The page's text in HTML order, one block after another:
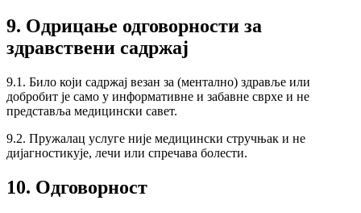
9. Одрицање одговорности за
здравствени садржај
9.1. Било који садржај везан за (ментално) здравље или
добробит је само у информативне и забавне сврхе и не
представља медицински савет.
9.2. Пружалац услуге није медицински стручњак и не
дијагностикује, лечи или спречава болести.
10. Одговорност